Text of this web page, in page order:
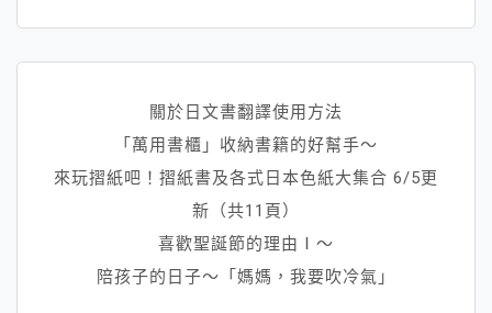
關於日文書翻譯使用方法
「萬用書櫃」收納書籍的好幫手～
來玩摺紙吧！摺紙書及各式日本色紙大集合 6/5更
新（共11頁）
喜歡聖誕節的理由Ⅰ～
陪孩子的日子～「媽媽，我要吹冷氣」